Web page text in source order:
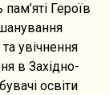
Героїв
увічнення
в Західно-
освіти